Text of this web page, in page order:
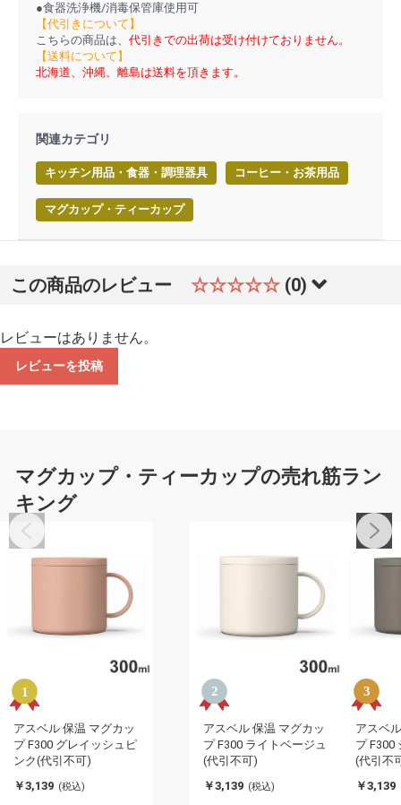
●食器洗浄機/消毒保管庫使用可
【代引きについて】
こちらの商品は、 代引きでの出荷は受け付けておりません。
【送料について】
北海道、沖縄、離島は送料を頂きます。
関連カテゴリ
キッチン用品・食器・調理器具 コーヒー・お茶用品
マグカップ・ティーカップ
この商品のレビュー ☆☆☆☆☆ (0)
レビューはありません。
レビューを投稿
マグカップ・ティーカップの売れ筋ラン
キング
アスベル 保温 マグカッ
プ F300 グレイッシュピ
ンク(代引不可)
￥3,139 (税込)
アスベル 保温 マグカッ
プ F300 ライトベージュ
(代引不可)
￥3,139 (税込)
アスベ
プ F300
(代引不
￥3,139